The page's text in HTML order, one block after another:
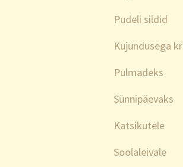
Pudeli sildid
Kujundusega
Pulmadeks
Sünnipäevaks
Katsikutele
Soolaleivale